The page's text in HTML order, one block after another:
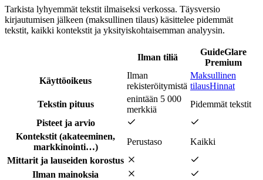
Tarkista lyhyemmät tekstit ilmaiseksi verkossa. Täysversio
kirjautumisen jälkeen (maksullinen tilaus) käsittelee pidemmät
tekstit, kaikki kontekstit ja yksityiskohtaisemman analyysin.
Ilman tiliä
GuideGlare
Premium
Käyttöoikeus
Ilman
rekisteröitymistä
Maksullinen
tilausHinnat
Tekstin pituus
enintään 5 000
merkkiä
Pidemmät tekstit
Pisteet ja arvio
Kontekstit (akateeminen,
markkinointi…)
Perustaso
Kaikki
Mittarit ja lauseiden korostus
Ilman mainoksia